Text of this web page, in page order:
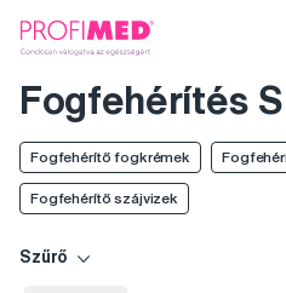
Fogfehérítés
Fogfehérítő fogkrémek
Fogfehérítő szájvizek
Szűrő